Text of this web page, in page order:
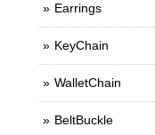
Earrings
KeyChain
WalletChain
BeltBuckle